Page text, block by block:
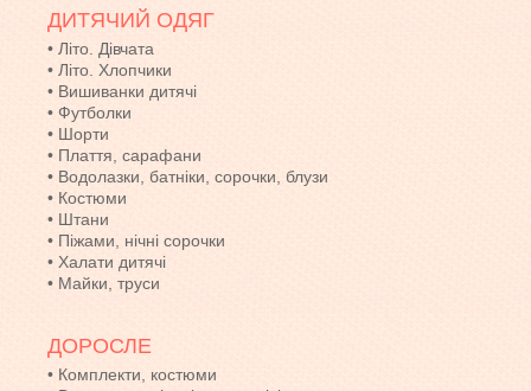
ДИТЯЧИЙ ОДЯГ
• Літо. Дівчата
• Літо. Хлопчики
• Вишиванки дитячі
• Футболки
• Шорти
• Плаття, сарафани
• Водолазки, батніки, сорочки, блузи
• Костюми
• Штани
• Піжами, нічні сорочки
• Халати дитячі
• Майки, труси
ДОРОСЛЕ
• Комплекти, костюми